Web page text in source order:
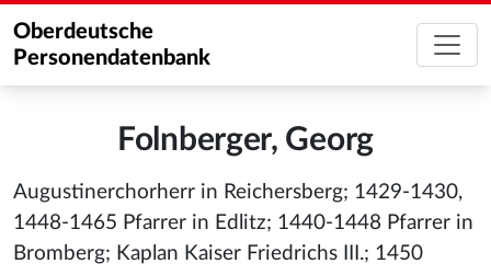
Oberdeutsche
Personendatenbank
Folnberger, Georg
Augustinerchorherr in Reichersberg; 1429-1430,
1448-1465 Pfarrer in Edlitz; 1440-1448 Pfarrer in
Bromberg; Kaplan Kaiser Friedrichs III.; 1450